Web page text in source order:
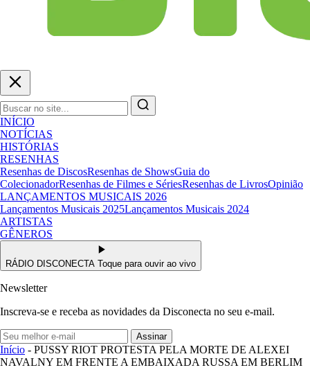
INÍCIO
NOTÍCIAS
HISTÓRIAS
RESENHAS
Resenhas de DiscosResenhas de ShowsGuia do
ColecionadorResenhas de Filmes e SériesResenhas de LivrosOpinião
LANÇAMENTOS MUSICAIS 2026
Lançamentos Musicais 2025Lançamentos Musicais 2024
ARTISTAS
GÊNEROS
RÁDIO DISCONECTA Toque para ouvir ao vivo
Newsletter
Inscreva-se e receba as novidades da Disconecta no seu e-mail.
Assinar
Início - PUSSY RIOT PROTESTA PELA MORTE DE ALEXEI
NAVALNY EM FRENTE A EMBAIXADA RUSSA EM BERLIM